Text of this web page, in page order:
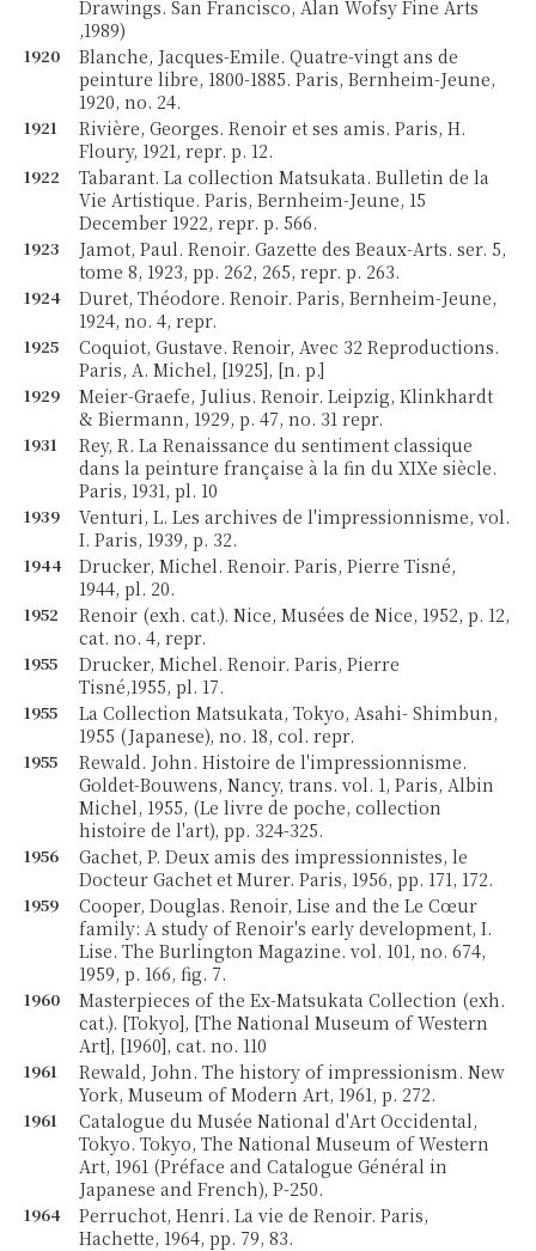
Drawings. San Francisco, Alan Wofsy Fine Arts
,1989)
1920
Blanche, Jacques-Emile. Quatre-vingt ans de
peinture libre, 1800-1885. Paris, Bernheim-Jeune,
1920, no. 24.
1921
Rivière, Georges. Renoir et ses amis. Paris, H.
Floury, 1921, repr. p. 12.
1922
Tabarant. La collection Matsukata. Bulletin de la
Vie Artistique. Paris, Bernheim-Jeune, 15
December 1922, repr. p. 566.
1923
Jamot, Paul. Renoir. Gazette des Beaux-Arts. ser. 5,
tome 8, 1923, pp. 262, 265, repr. p. 263.
1924
Duret, Théodore. Renoir. Paris, Bernheim-Jeune,
1924, no. 4, repr.
1925
Coquiot, Gustave. Renoir, Avec 32 Reproductions.
Paris, A. Michel, [1925], [n. p.]
1929
Meier-Graefe, Julius. Renoir. Leipzig, Klinkhardt
& Biermann, 1929, p. 47, no. 31 repr.
1931
Rey, R. La Renaissance du sentiment classique
dans la peinture française à la fin du XIXe siècle.
Paris, 1931, pl. 10
1939
Venturi, L. Les archives de l'impressionnisme, vol.
I. Paris, 1939, p. 32.
1944
Drucker, Michel. Renoir. Paris, Pierre Tisné,
1944, pl. 20.
1952
Renoir (exh. cat.). Nice, Musées de Nice, 1952, p. 12,
cat. no. 4, repr.
1955
Drucker, Michel. Renoir. Paris, Pierre
Tisné,1955, pl. 17.
1955
La Collection Matsukata, Tokyo, Asahi- Shimbun,
1955 (Japanese), no. 18, col. repr.
1955
Rewald. John. Histoire de l'impressionnisme.
Goldet-Bouwens, Nancy, trans. vol. 1, Paris, Albin
Michel, 1955, (Le livre de poche, collection
histoire de l'art), pp. 324-325.
1956
Gachet, P. Deux amis des impressionnistes, le
Docteur Gachet et Murer. Paris, 1956, pp. 171, 172.
1959
Cooper, Douglas. Renoir, Lise and the Le Cœur
family: A study of Renoir's early development, I.
Lise. The Burlington Magazine. vol. 101, no. 674,
1959, p. 166, fig. 7.
1960
Masterpieces of the Ex-Matsukata Collection (exh.
cat.). [Tokyo], [The National Museum of Western
Art], [1960], cat. no. 110
1961
Rewald, John. The history of impressionism. New
York, Museum of Modern Art, 1961, p. 272.
1961
Catalogue du Musée National d'Art Occidental,
Tokyo. Tokyo, The National Museum of Western
Art, 1961 (Préface and Catalogue Général in
Japanese and French), P-250.
1964
Perruchot, Henri. La vie de Renoir. Paris,
Hachette, 1964, pp. 79, 83.